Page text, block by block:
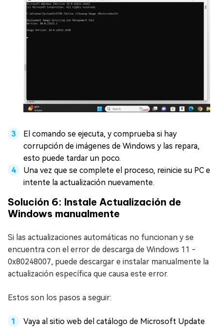
El comando se ejecuta, y comprueba si hay
corrupción de imágenes de Windows y las repara,
esto puede tardar un poco.
Una vez que se complete el proceso, reinicie su PC e
intente la actualización nuevamente.
Solución 6: Instale Actualización de
Windows manualmente
Si las actualizaciones automáticas no funcionan y se
encuentra con el error de descarga de Windows 11 -
0x80248007, puede descargar e instalar manualmente la
actualización específica que causa este error.
Estos son los pasos a seguir:
Vaya al sitio web del catálogo de Microsoft Update